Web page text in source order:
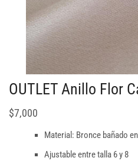
OUTLET Anillo Flor
$7,000
Material: Bronce bañado
Ajustable entre talla 6 y 8